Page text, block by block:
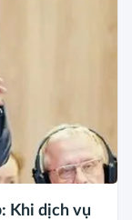
Khi dịch vụ